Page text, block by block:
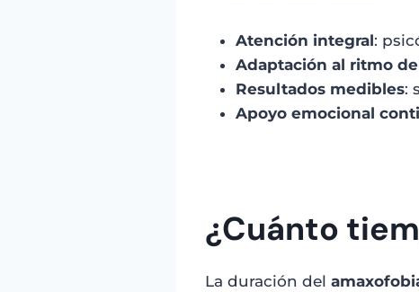
Atención integral:
Adaptación al ritmo
Resultados medibles:
Apoyo emocional
¿Cuánto
La duración del